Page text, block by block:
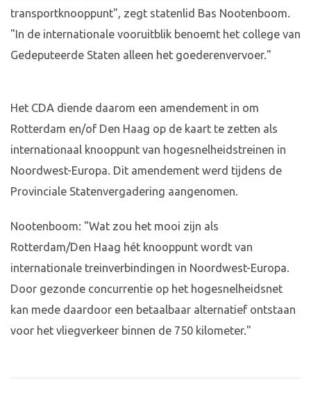
transportknooppunt", zegt statenlid Bas Nootenboom.
"In de internationale vooruitblik benoemt het college van
Gedeputeerde Staten alleen het goederenvervoer."
Het CDA diende daarom een amendement in om
Rotterdam en/of Den Haag op de kaart te zetten als
internationaal knooppunt van hogesnelheidstreinen in
Noordwest-Europa. Dit amendement werd tijdens de
Provinciale Statenvergadering aangenomen.
Nootenboom: "Wat zou het mooi zijn als
Rotterdam/Den Haag hét knooppunt wordt van
internationale treinverbindingen in Noordwest-Europa.
Door gezonde concurrentie op het hogesnelheidsnet
kan mede daardoor een betaalbaar alternatief ontstaan
voor het vliegverkeer binnen de 750 kilometer."